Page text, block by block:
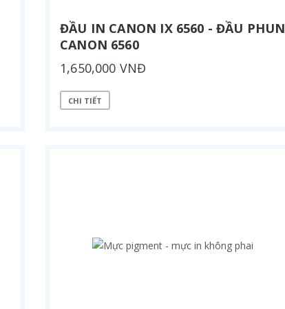
ĐẦU IN CANON IX 6560 - ĐẦU PHUN
CANON 6560
1,650,000 VNĐ
CHI TIẾT